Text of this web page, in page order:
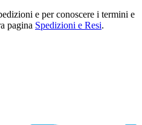
e per conoscere i termini e
pagina Spedizioni e Resi.